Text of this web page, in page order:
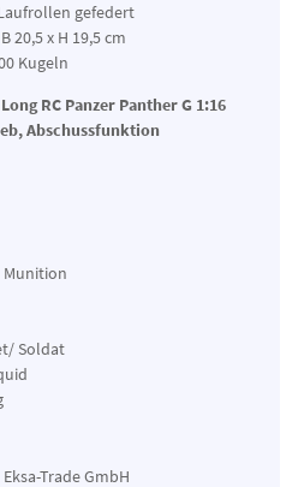
gefedert
20,5 x H 19,5 cm
Kugeln
RC Panzer Panther G 1:16
Abschussfunktion
Munition
Soldat
Eksa-Trade GmbH